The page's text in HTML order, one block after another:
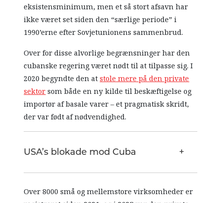
eksistensminimum, men et så stort afsavn har
ikke været set siden den “særlige periode” i
1990’erne efter Sovjetunionens sammenbrud.
Over for disse alvorlige begrænsninger har den
cubanske regering været nødt til at tilpasse sig. I
2020 begyndte den atstole mere på den private
sektorsom både en ny kilde til beskæftigelse og
importør af basale varer – et pragmatisk skridt,
der var født af nødvendighed.
USA’s blokade mod Cuba
Over 8000 små og mellemstore virksomheder er